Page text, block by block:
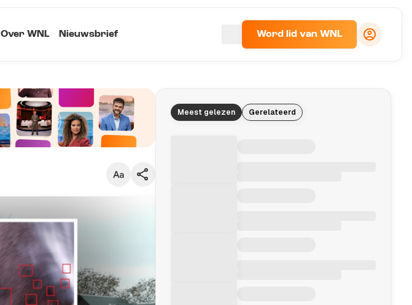
Over WNL Nieuwsbrief Word lid van WNL
Meest gelezen Gerelateerd